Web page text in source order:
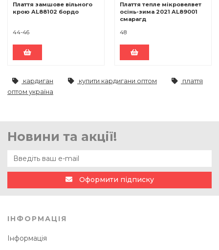
Плаття замшове вільного
крою AL88102 бордо
44-46
Плаття тепле мікровелвет
осінь-зима 2021 AL89001
смарагд
48
кардиган купити кардигани оптом
плаття
оптом україна
Новини та акції!
Оформити підписку
ІНФОРМАЦІЯ
Інформація